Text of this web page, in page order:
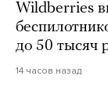
Wildberries
до 50 тысяч
14 часов назад